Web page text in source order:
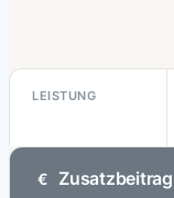
LEISTUNG
€ Zusatzbeitrag